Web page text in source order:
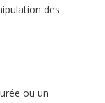
des
ou un